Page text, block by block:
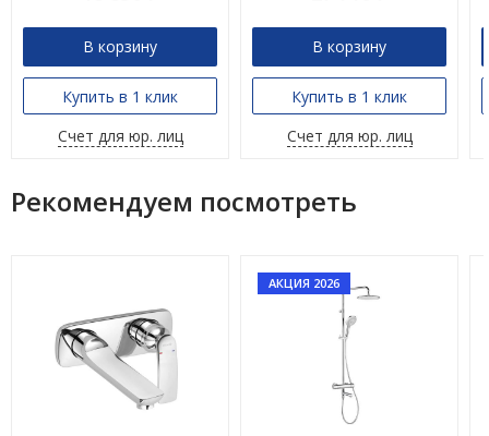
В корзину
Купить в 1 клик
Счет для юр. лиц
В корзину
Купить в 1 клик
Счет для юр. лиц
Рекомендуем посмотреть
АКЦИЯ 2026